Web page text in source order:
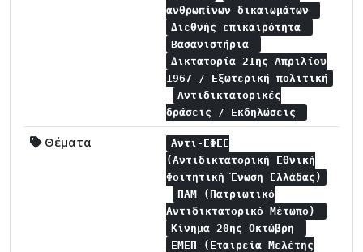
ανθρωπίνων δικαιωμάτων
Διεθνής επικαιρότητα
Βασανιστήρια
Δικτατορία 21ης Απριλίου
1967 / Εξωτερική πολιτική
Αντιδικτατορικές
δράσεις / Εκδηλώσεις
Θέματα
Αντι-ΕΦΕΕ
(Αντιδικτατορική Εθνική
Φοιτητική Ένωση Ελλάδας)
ΠΑΜ (Πατριωτικό
Αντιδικτατορικό Μέτωπο)
Κίνημα 20ης Οκτώβρη
ΕΜΕΠ (Εταιρεία Μελέτης